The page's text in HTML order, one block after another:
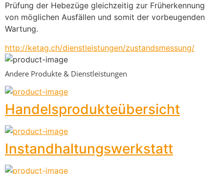
Prüfung der Hebezüge gleichzeitig zur Früherkennung
von möglichen Ausfällen und somit der vorbeugenden
Wartung.
http://ketag.ch/dienstleistungen/zustandsmessung/
Andere Produkte & Dienstleistungen
Handelsprodukteübersicht
Instandhaltungswerkstatt